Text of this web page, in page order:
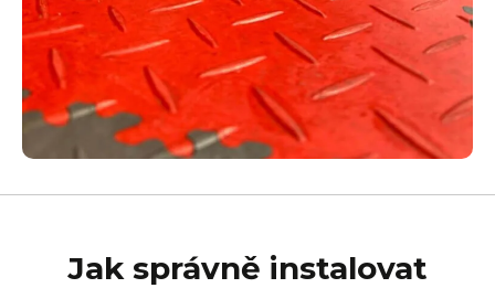
Jak správně instalovat